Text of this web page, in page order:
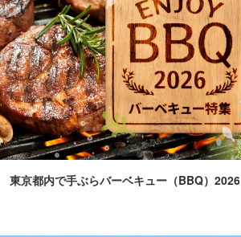
東京都内で手ぶらバーベキュー（BBQ）2026